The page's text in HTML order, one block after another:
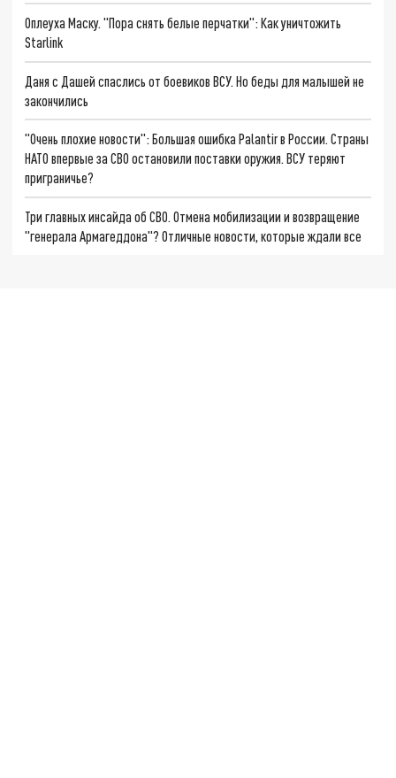
Оплеуха Маску. "Пора снять белые перчатки": Как уничтожить
Starlink
Даня с Дашей спаслись от боевиков ВСУ. Но беды для малышей не
закончились
"Очень плохие новости": Большая ошибка Palantir в России. Страны
НАТО впервые за СВО остановили поставки оружия. ВСУ теряют
приграничье?
Три главных инсайда об СВО. Отмена мобилизации и возвращение
"генерала Армагеддона"? Отличные новости, которые ждали все